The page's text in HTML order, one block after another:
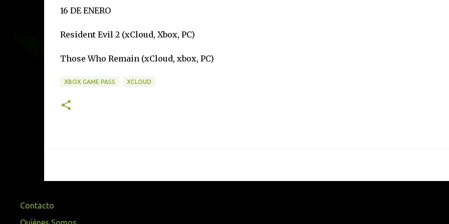
16 DE ENERO
Resident Evil 2 (xCloud, Xbox, PC)
Those Who Remain (xCloud, xbox, PC)
XBOX GAME PASS XCLOUD
Contacto